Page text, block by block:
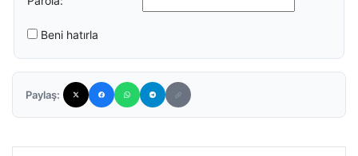
Beni hatırla
Paylaş: